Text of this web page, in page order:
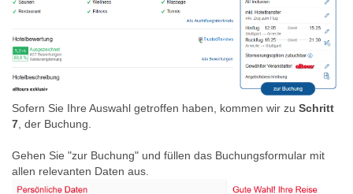
Sofern Sie Ihre Auswahl getroffen haben, kommen wir zu Schritt
7, der Buchung.
Gehen Sie "zur Buchung" und füllen das Buchungsformular mit
allen relevanten Daten aus.